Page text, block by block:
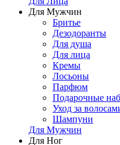
Для Мужчин
Бритье
Дезодоранты
Для душа
Для лица
Кремы
Лосьоны
Парфюм
Подарочные
Уход за
Шампуни
Для Мужчин
Для Ног